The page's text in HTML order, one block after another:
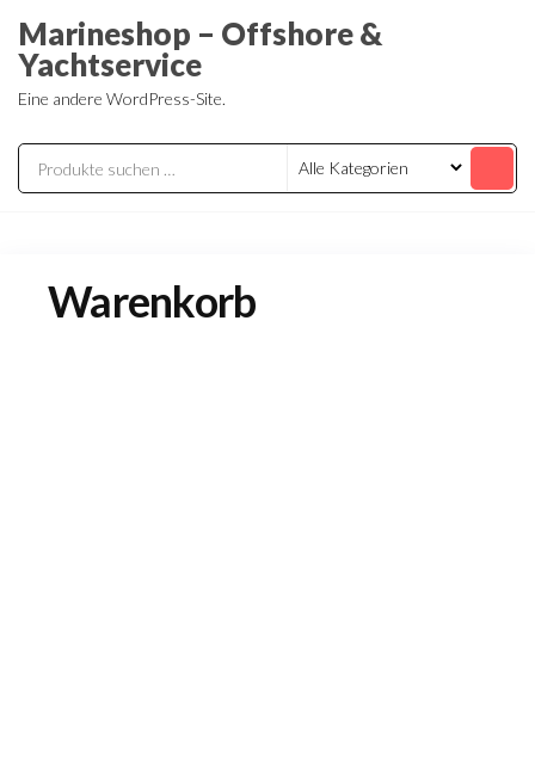
Inhalt
springen
Marineshop – Offshore &
Yachtservice
Eine andere WordPress-Site.
Warenkorb